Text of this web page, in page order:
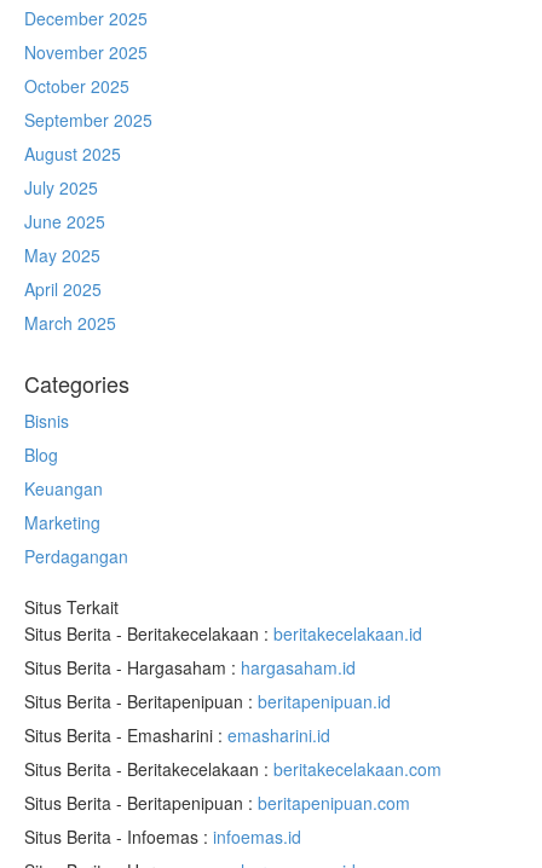
December 2025
November 2025
October 2025
September 2025
August 2025
July 2025
June 2025
May 2025
April 2025
March 2025
Categories
Bisnis
Blog
Keuangan
Marketing
Perdagangan
Situs Terkait
Situs Berita - Beritakecelakaan : beritakecelakaan.id
Situs Berita - Hargasaham : hargasaham.id
Situs Berita - Beritapenipuan : beritapenipuan.id
Situs Berita - Emasharini : emasharini.id
Situs Berita - Beritakecelakaan : beritakecelakaan.com
Situs Berita - Beritapenipuan : beritapenipuan.com
Situs Berita - Infoemas : infoemas.id